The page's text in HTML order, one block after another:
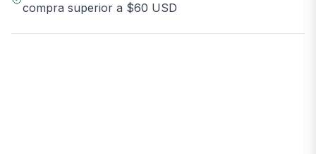
compra superior a $60 USD